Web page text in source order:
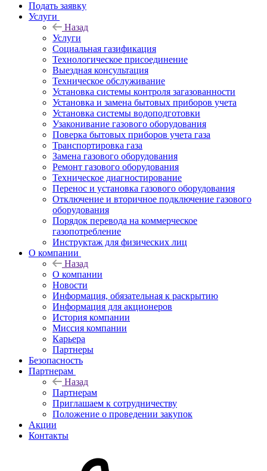
Подать заявку
Услуги
Назад
Услуги
Социальная газификация
Технологическое присоединение
Выездная консультация
Техническое обслуживание
Установка системы контроля загазованности
Установка и замена бытовых приборов учета
Установка системы водоподготовки
Узаконивание газового оборудования
Поверка бытовых приборов учета газа
Транспортировка газа
Замена газового оборудования
Ремонт газового оборудования
Техническое диагностирование
Перенос и установка газового оборудования
Отключение и вторичное подключение газового
оборудования
Порядок перевода на коммерческое
газопотребление
Инструктаж для физических лиц
О компании
Назад
О компании
Новости
Информация, обязательная к раскрытию
Информация для акционеров
История компании
Миссия компании
Карьера
Партнеры
Безопасность
Партнерам
Назад
Партнерам
Приглашаем к сотрудничеству
Положение о проведении закупок
Акции
Контакты